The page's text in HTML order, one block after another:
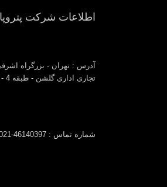
اطلاعات شرکت
آدرس : تهران - بزرگراه
تجاری اداری گلشن - طبقه 4 - واحد 412 - کدپستی 1471755300
شماره تماس : 46140397-021 - 46140273-021